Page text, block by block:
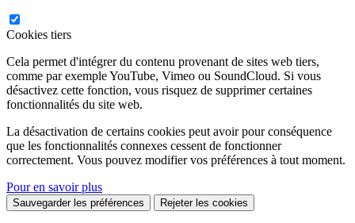
Cookies tiers
Cela permet d'intégrer du contenu provenant de sites web tiers,
comme par exemple YouTube, Vimeo ou SoundCloud. Si vous
désactivez cette fonction, vous risquez de supprimer certaines
fonctionnalités du site web.
La désactivation de certains cookies peut avoir pour conséquence
que les fonctionnalités connexes cessent de fonctionner
correctement. Vous pouvez modifier vos préférences à tout moment.
Pour en savoir plus
Sauvegarder les préférences Rejeter les cookies